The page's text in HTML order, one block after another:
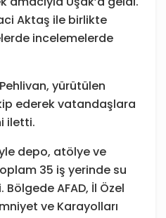
Aktaş ile birlikte
incelemelerde
yürütülen
ederek vatandaşlara
iletti.
depo, atölye ve
35 iş yerinde su
AFAD, İl Özel
ve Karayolları